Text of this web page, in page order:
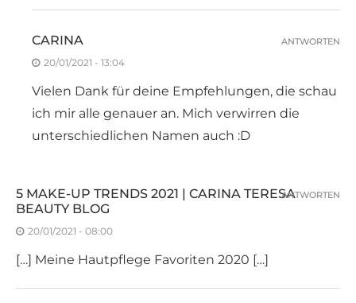
CARINA
20/01/2021 - 13:04
Vielen Dank für deine Empfehlungen, die schau
ich mir alle genauer an. Mich verwirren die
unterschiedlichen Namen auch :D
ANTWORTEN
5 MAKE-UP TRENDS 2021 | CARINA TERESA
BEAUTY BLOG
20/01/2021 - 08:00
[…] Meine Hautpflege Favoriten 2020 […]
ANTWORTEN